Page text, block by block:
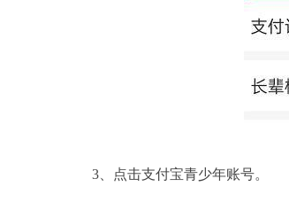
3、点击支付宝青少年账号。